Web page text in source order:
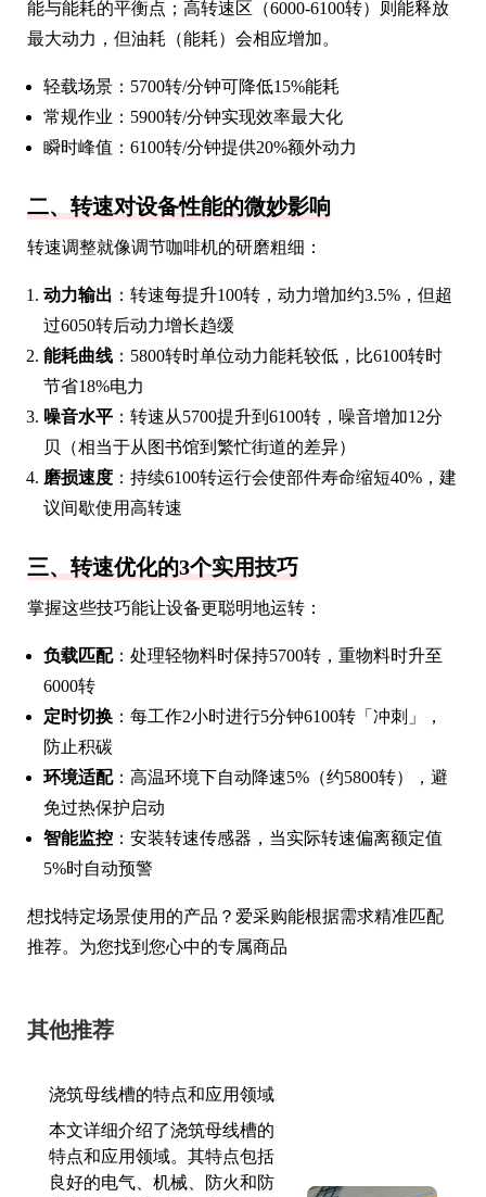
能与能耗的平衡点；高转速区（6000-6100转）则能释放
最大动力，但油耗（能耗）会相应增加。
轻载场景：5700转/分钟可降低15%能耗
常规作业：5900转/分钟实现效率最大化
瞬时峰值：6100转/分钟提供20%额外动力
二、转速对设备性能的微妙影响
转速调整就像调节咖啡机的研磨粗细：
动力输出 ：转速每提升100转，动力增加约3.5%，但超
过6050转后动力增长趋缓
能耗曲线 ：5800转时单位动力能耗较低，比6100转时
节省18%电力
噪音水平 ：转速从5700提升到6100转，噪音增加12分
贝（相当于从图书馆到繁忙街道的差异）
磨损速度 ：持续6100转运行会使部件寿命缩短40%，建
议间歇使用高转速
三、转速优化的3个实用技巧
掌握这些技巧能让设备更聪明地运转：
负载匹配：处理轻物料时保持5700转，重物料时升至
6000转
定时切换 ：每工作2小时进行5分钟6100转「冲刺」，
防止积碳
环境适配：高温环境下自动降速5%（约5800转），避
免过热保护启动
智能监控 ：安装转速传感器，当实际转速偏离额定值
5%时自动预警
想找特定场景使用的产品？爱采购能根据需求精准匹配
推荐。为您找到您心中的专属商品
其他推荐
浇筑母线槽的特点和应用领域
本文详细介绍了浇筑母线槽的
特点和应用领域。其特点包括
良好的电气、机械、防火和防